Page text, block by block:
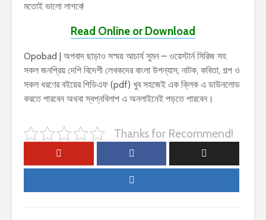
মতোই ভালো লাগবে!
Read Online or Download
Opobad | অপবাদ ছাড়াও সস্ময় আচার্য সুমন – ওয়েস্টার্ন সিরিজ সহ
সকল জনপ্রিয় দেশি বিদেশী লেখকদের বাংলা উপন্যাস, নাটক, কবিতা, গল্প ও
সকল ধরণের বইয়ের পিডিএফ (pdf) খুব সহজেই এক ক্লিক এ ডাউনলোড
করতে পারবেন অথবা স্বপ্নবিলাপ এ অনলাইনেই পড়তে পারবেন।
Thanks for Recommend!